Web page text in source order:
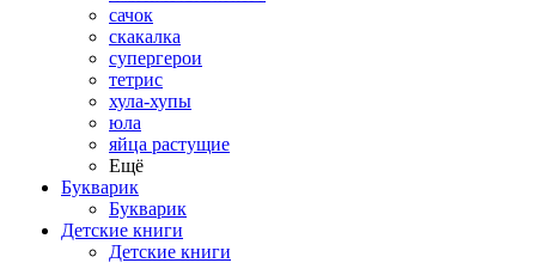
сачок
скакалка
супергерои
тетрис
хула-хупы
юла
яйца растущие
Ещё
Букварик
Букварик
Детские книги
Детские книги